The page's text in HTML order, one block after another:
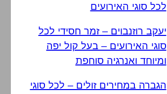
לכל סוגי האירועים
יעקב רוזנבוים – זמר חסידי לכל
סוגי האירועים – בעל קול יפה
ומיוחד ואנרגיה סוחפת
הגברה במחירים זולים – לכל סוגי